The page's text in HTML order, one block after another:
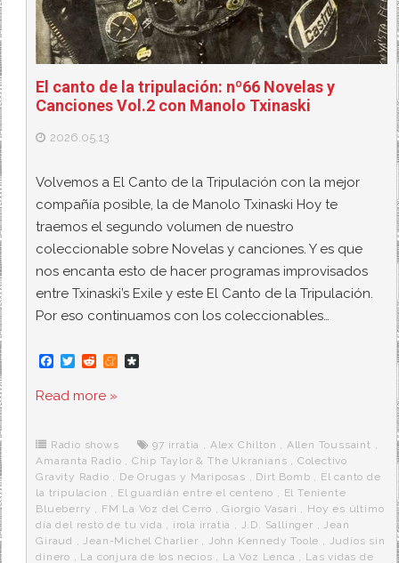
El canto de la tripulación: nº66 Novelas y
Canciones Vol.2 con Manolo Txinaski
2026.05.13
Volvemos a El Canto de la Tripulación con la mejor
compañía posible, la de Manolo Txinaski Hoy te
traemos el segundo volumen de nuestro
coleccionable sobre Novelas y canciones. Y es que
nos encanta esto de hacer programas improvisados
entre Txinaski’s Exile y este El Canto de la Tripulación.
Por eso continuamos con los coleccionables…
F
c
e
o
k
T
i
t
r
R
d
d
M
e
r
a
Read more »
Radio shows 97 irratia , Alex Chilton , Allen Toussaint ,
Amaranta Radio , Chip Taylor & The Ukranians , Colectivo
Gravity Radio , De Orugas y Mariposas , Dirt Bomb , El canto de
la tripulacion , El guardián entre el centeno , El Teniente
Blueberry , FM La Voz del Cerro ,Giorgio Vasari , Hoy es último
día del resto de tu vida , irola irratia , J.D. Sallinger ,Jean
Giraud ,Jean-Michel Charlier , John Kennedy Toole , Judíos sin
dinero , La conjura de los necios , La Voz Lenca , Las vidas de